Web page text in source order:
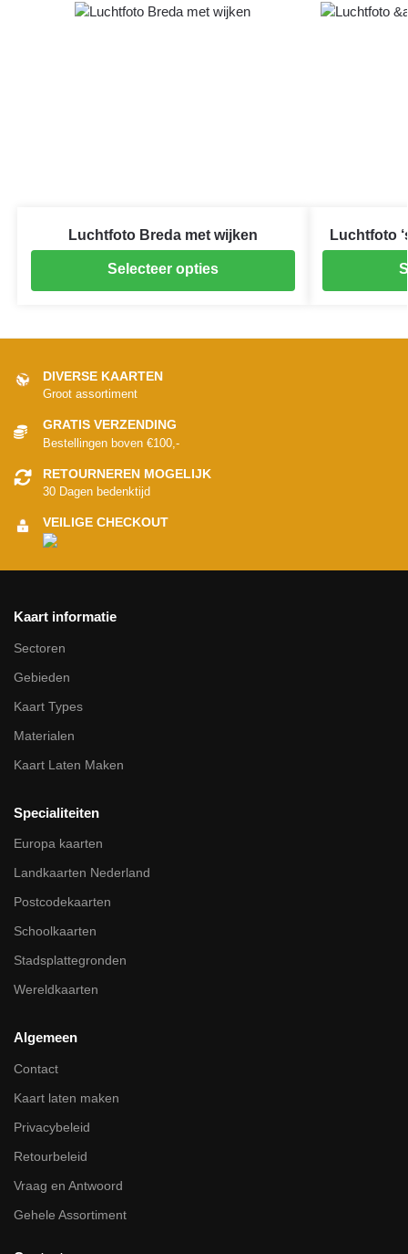
Luchtfoto Breda met wijken
Selecteer opties
Luchtfoto
DIVERSE KAARTEN
Groot assortiment
GRATIS VERZENDING
Bestellingen boven €100,-
RETOURNEREN MOGELIJK
30 Dagen bedenktijd
VEILIGE CHECKOUT
Kaart informatie
Sectoren
Gebieden
Kaart Types
Materialen
Kaart Laten Maken
Specialiteiten
Europa kaarten
Landkaarten Nederland
Postcodekaarten
Schoolkaarten
Stadsplattegronden
Wereldkaarten
Algemeen
Contact
Kaart laten maken
Privacybeleid
Retourbeleid
Vraag en Antwoord
Gehele Assortiment